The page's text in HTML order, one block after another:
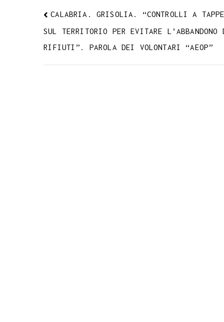
CALABRIA. GRISOLIA. “CONTROLLI A
SUL TERRITORIO PER EVITARE L’ABBANDONO
RIFIUTI”. PAROLA DEI VOLONTARI “AEOP”